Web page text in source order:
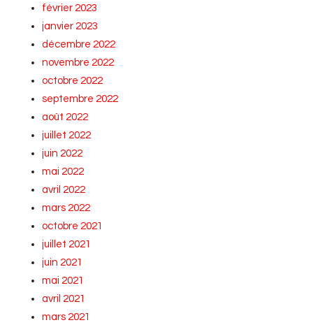
février 2023
janvier 2023
décembre 2022
novembre 2022
octobre 2022
septembre 2022
août 2022
juillet 2022
juin 2022
mai 2022
avril 2022
mars 2022
octobre 2021
juillet 2021
juin 2021
mai 2021
avril 2021
mars 2021